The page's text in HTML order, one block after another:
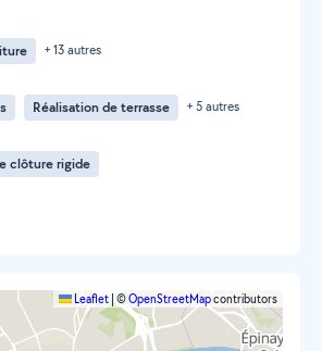
+ 13 autres
Réalisation de terrasse + 5 autres
clôture rigide
Leaflet|©OpenStreetMapcontributors